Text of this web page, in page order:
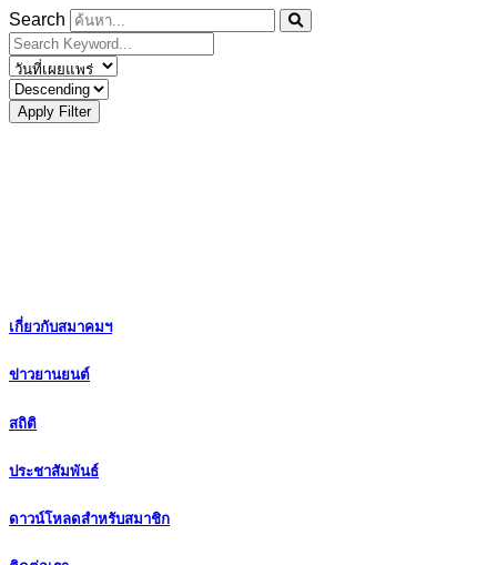
Search
Apply Filter
เกี่ยวกับสมาคมฯ
ข่าวยานยนต์
สถิติ
ประชาสัมพันธ์
ดาวน์โหลดสำหรับสมาชิก